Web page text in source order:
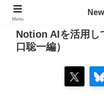
Notion AIを活用し
口聡一編）
Menu